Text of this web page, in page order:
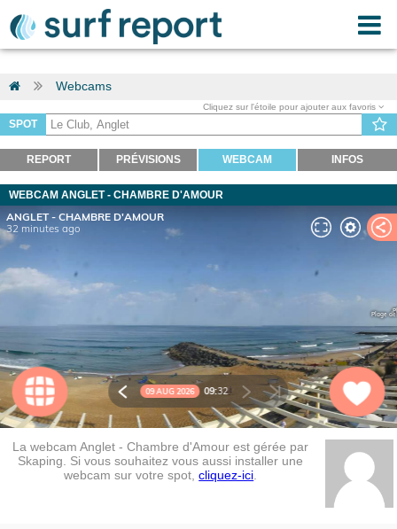
Webcams
Cliquez sur l'étoile pour ajouter aux favoris
SPOT
REPORT PRÉVISIONS WEBCAM INFOS
WEBCAM ANGLET - CHAMBRE D'AMOUR
La webcam Anglet - Chambre d'Amour est gérée par
Skaping. Si vous souhaitez vous aussi installer une
webcam sur votre spot,cliquez-ici